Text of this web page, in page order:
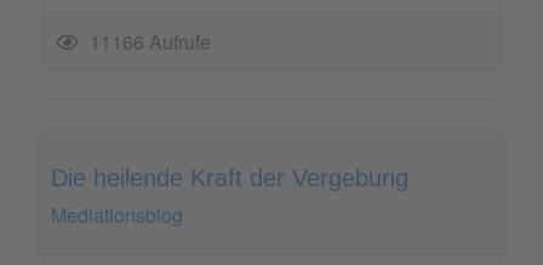
11166 Aufrufe
Die heilende Kraft der Vergebung
Mediationsblog